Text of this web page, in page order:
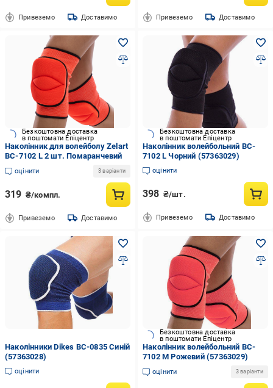
Привеземо Доставимо Привеземо Доставимо
Безкоштовна доставка
в поштомати Епіцентр
Наколінник для волейболу Zelart
BC-7102 L 2 шт. Помаранчевий
оцінити 3 варіанти
319 ₴/компл.
Привеземо Доставимо
Безкоштовна доставка
в поштомати Епіцентр
Наколінник волейбольний BC-
7102 L Чорний (57363029)
оцінити
398 ₴/шт.
Привеземо Доставимо
Наколінники Dikes BC-0835 Синій
(57363028)
оцінити
Безкоштовна доставка
в поштомати Епіцентр
Наколінник волейбольний BC-
7102 M Рожевий (57363029)
оцінити 3 варіанти